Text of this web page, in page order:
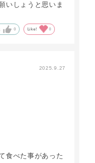
いしょうと思いま
0 Like! 0
2025.9.27
食べた事があった